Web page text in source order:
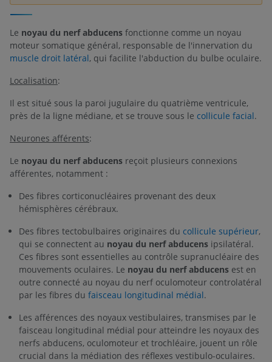
Le noyau du nerf abducens fonctionne comme un noyau
moteur somatique général, responsable de l'innervation du
muscle droit latéral, qui facilite l'abduction du bulbe oculaire.
Localisation:
Il est situé sous la paroi jugulaire du quatrième ventricule,
près de la ligne médiane, et se trouve sous le collicule facial.
Neurones afférents:
Le noyau du nerf abducens reçoit plusieurs connexions
afférentes, notamment :
Des fibres corticonucléaires provenant des deux
hémisphères cérébraux.
Des fibres tectobulbaires originaires du collicule supérieur,
qui se connectent au noyau du nerf abducens ipsilatéral.
Ces fibres sont essentielles au contrôle supranucléaire des
mouvements oculaires. Le noyau du nerf abducens est en
outre connecté au noyau du nerf oculomoteur controlatéral
par les fibres du faisceau longitudinal médial.
Les afférences des noyaux vestibulaires, transmises par le
faisceau longitudinal médial pour atteindre les noyaux des
nerfs abducens, oculomoteur et trochléaire, jouent un rôle
crucial dans la médiation des réflexes vestibulo-oculaires.